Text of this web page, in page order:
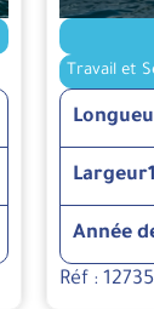
Travail et
Largeur
Année
Réf : 12735